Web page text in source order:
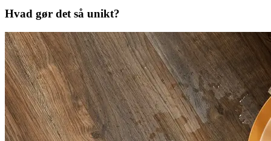
Hvad gør det så unikt?